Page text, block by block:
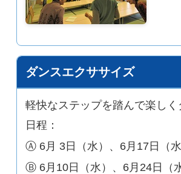
ダンスエクササイズ
軽快なステップを踏んで楽しく
日程：
Ⓐ 6月 3日（水）、6月17日（水
Ⓑ 6月10日（水）、6月24日（水